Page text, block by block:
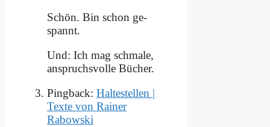
Schön. Bin schon ge­
spannt.
Und: Ich mag schma­le,
an­spruchs­vol­le Bü­cher.
Pingback: Haltestellen |
Texte von Rainer
Rabowski